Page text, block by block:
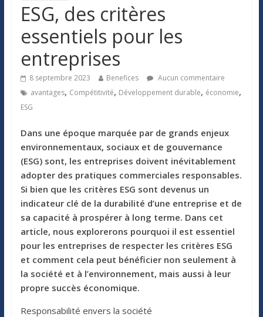
ESG, des critères
essentiels pour les
entreprises
8 septembre 2023 Benefices
Aucun commentaire
avantages, Compétitivité, Développement durable, économie,
ESG
Dans une époque marquée par de grands enjeux
environnementaux, sociaux et de gouvernance
(ESG) sont, les entreprises doivent inévitablement
adopter des pratiques commerciales responsables.
Si bien que les critères ESG sont devenus un
indicateur clé de la durabilité d’une entreprise et de
sa capacité à prospérer à long terme. Dans cet
article, nous explorerons pourquoi il est essentiel
pour les entreprises de respecter les critères ESG
et comment cela peut bénéficier non seulement à
la société et à l’environnement, mais aussi à leur
propre succès économique.
Responsabilité envers la société